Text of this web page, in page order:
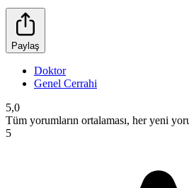
Paylaş
Doktor
Genel Cerrahi
5,0
Tüm yorumların ortalaması, her yeni
5